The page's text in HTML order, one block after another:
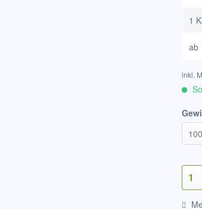
1
ab
inkl.